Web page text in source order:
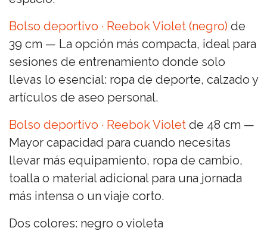
Bolso deportivo · Reebok Violet (negro) de
39 cm — La opción más compacta, ideal para
sesiones de entrenamiento donde solo
llevas lo esencial: ropa de deporte, calzado y
artículos de aseo personal.
Bolso deportivo · Reebok Violet de 48 cm —
Mayor capacidad para cuando necesitas
llevar más equipamiento, ropa de cambio,
toalla o material adicional para una jornada
más intensa o un viaje corto.
Dos colores: negro o violeta